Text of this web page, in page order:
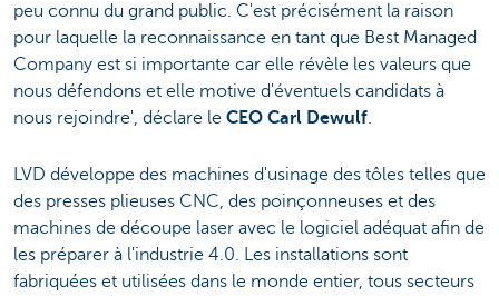
peu connu du grand public. C'est précisément la raison
pour laquelle la reconnaissance en tant que Best Managed
Company est si importante car elle révèle les valeurs que
nous défendons et elle motive d'éventuels candidats à
nous rejoindre', déclare le CEO Carl Dewulf.
LVD développe des machines d'usinage des tôles telles que
des presses plieuses CNC, des poinçonneuses et des
machines de découpe laser avec le logiciel adéquat afin de
les préparer à l'industrie 4.0. Les installations sont
fabriquées et utilisées dans le monde entier, tous secteurs